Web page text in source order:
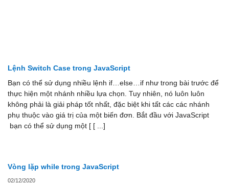
Lệnh Switch Case trong JavaScript
Bạn có thể sử dụng nhiều lệnh if…else…if như trong bài trước để
thực hiện một nhánh nhiều lựa chọn. Tuy nhiên, nó luôn luôn
không phải là giải pháp tốt nhất, đặc biệt khi tất các các nhánh
phụ thuộc vào giá trị của một biến đơn. Bắt đầu với JavaScript
bạn có thể sử dụng một [ [ ...]
Vòng lặp while trong JavaScript
02/12/2020